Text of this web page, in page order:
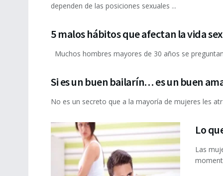
dependen de las posiciones sexuales ...
5 malos hábitos que afectan la vida
Muchos hombres mayores de 30 años se
Si es un buen bailarín… es un buen
No es un secreto que a la mayoría de mujeres les
Lo
Las